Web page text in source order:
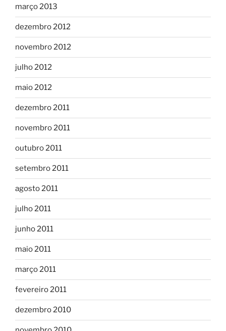
março 2013
dezembro 2012
novembro 2012
julho 2012
maio 2012
dezembro 2011
novembro 2011
outubro 2011
setembro 2011
agosto 2011
julho 2011
junho 2011
maio 2011
março 2011
fevereiro 2011
dezembro 2010